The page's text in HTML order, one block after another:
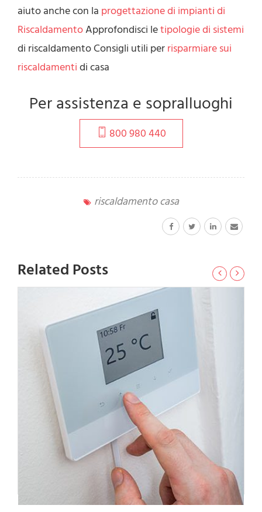
aiuto anche con la progettazione di impianti di
RiscaldamentoApprofondisci letipologie di sistemi
di riscaldamento Consigli utili per risparmiare sui
riscaldamenti di casa
Per assistenza e sopralluoghi
800 980 440
riscaldamento casa
Related Posts
Sistemi di Termoregolazione
L’impianto di termoregolazione e il relativo sistema è
efficace e consente un controllo del riscaldamento e del
condizionamento domestico. Questo...